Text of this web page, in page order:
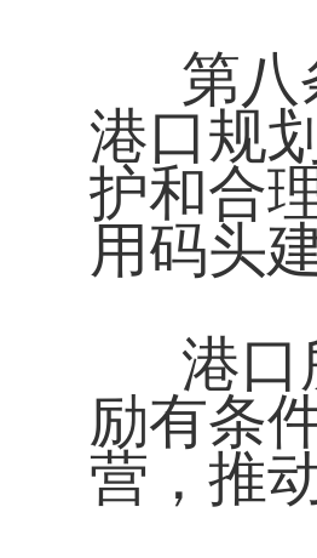
第
港口规
护和合
用码头
港口
励有条
营，推